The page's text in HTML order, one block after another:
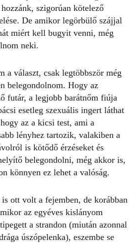
szigorúan kötelező
De amikor legörbülő szájjal
miért kell bugyit venni, még
neki.
a választ, csak legtöbbször még
belegondolnom. Hogy az
futár, a legjobb barátnőm fiúja
esetleg szexuális ingert láthat
az a kicsi test, ami a
lényhez tartozik, valakiben a
is kötődő érzéseket és
belegondolni, még akkor is,
könnyen ez lehet a valóság.
ott volt a fejemben, de korábban
az egyéves kislányom
tipegett a strandon (miután azonnal
úszópelenka), eszembe se